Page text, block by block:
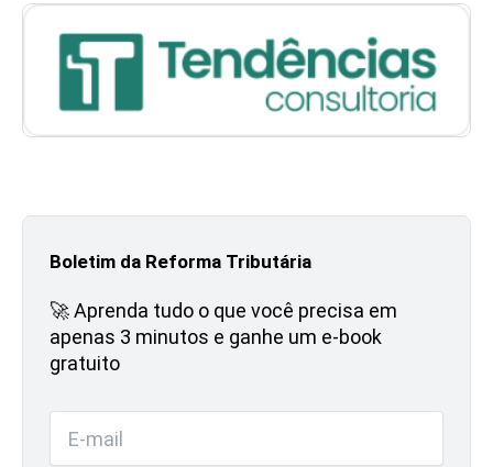
Boletim da Reforma Tributária
🚀 Aprenda tudo o que você precisa em
apenas 3 minutos e ganhe um e-book
gratuito